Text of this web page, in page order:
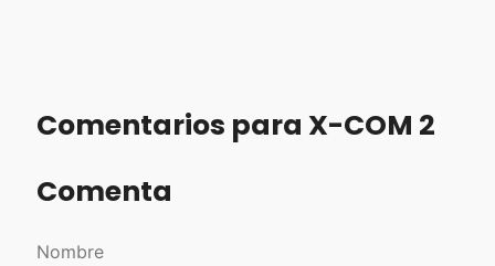
Comentarios para X-COM 2
Comenta